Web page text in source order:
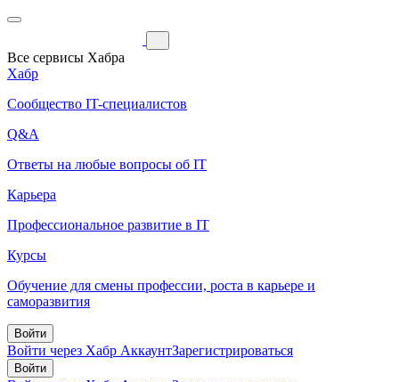
Все сервисы Хабра
Хабр
Сообщество IT-специалистов
Q&A
Ответы на любые вопросы об IT
Карьера
Профессиональное развитие в IT
Курсы
Обучение для смены профессии, роста в карьере и
саморазвития
Войти
Войти через Хабр АккаунтЗарегистрироваться
Войти